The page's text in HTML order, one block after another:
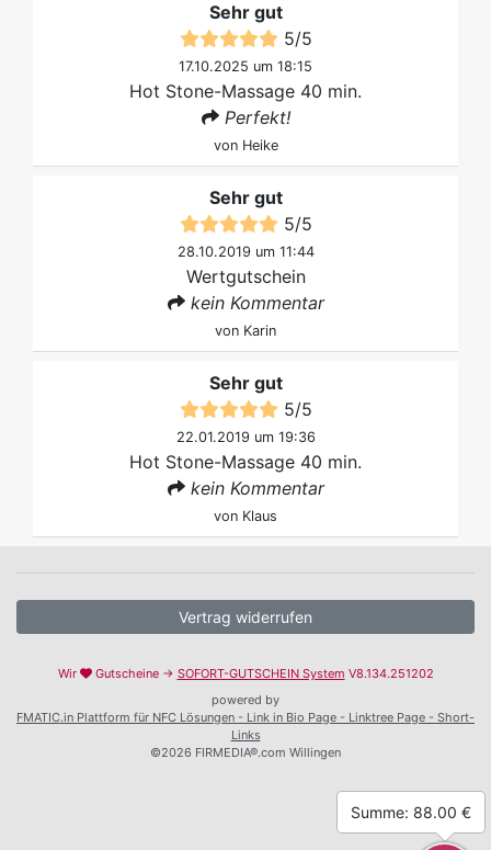
Sehr gut
5/5
17.10.2025 um 18:15
Hot Stone-Massage 40 min.
Perfekt!
von Heike
Sehr gut
5/5
28.10.2019 um 11:44
Wertgutschein
kein Kommentar
von Karin
Sehr gut
5/5
22.01.2019 um 19:36
Hot Stone-Massage 40 min.
kein Kommentar
von Klaus
Vertrag widerrufen
Wir Gutscheine → SOFORT-GUTSCHEIN System V8.134.251202
powered by
FMATIC.in Plattform für NFC Lösungen - Link in Bio Page - Linktree Page - Short-
Links
©2026 FIRMEDIA®.com Willingen
Summe: 88.00 €